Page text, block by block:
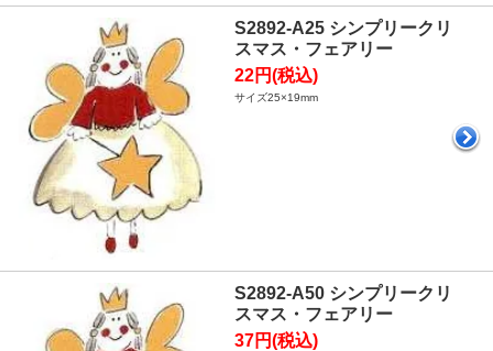
S2892-A25 シンプリークリ
スマス・フェアリー
22円(税込)
サイズ25×19mm
S2892-A50 シンプリークリ
スマス・フェアリー
37円(税込)